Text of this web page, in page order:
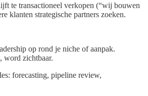
te transactioneel verkopen (“wij bouwen
klanten strategische partners zoeken.
op rond je niche of aanpak.
word zichtbaar.
forecasting, pipeline review,